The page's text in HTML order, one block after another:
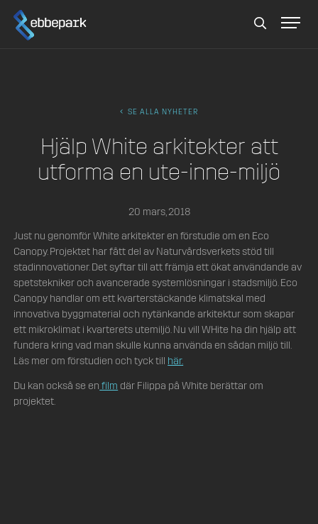
Sök
SE ALLA NYHETER
Hjälp White arkitekter att
utforma en ute-inne-miljö
20 mars, 2018
Just nu genomför White arkitekter en förstudie om en Eco
Canopy. Projektet har fått del av Naturvårdsverkets stöd till
stadinnovationer. Det syftar till att främja ett ökat användande av
spetstekniker och avancerade systemlösningar i stadsmiljö. Eco
Canopy handlar om ett kvarterstäckande klimatskal med
innovativa byggmaterial och nytänkande arkitektur som skapar
ett mikroklimat i kvarterets utemiljö. Nu vill WHite ha din hjälp att
fundera kring vad man skulle kunna använda en sådan miljö till.
Läs mer om förstudien och tyck till här.
Du kan också se en film där Filippa på White berättar om
projektet.